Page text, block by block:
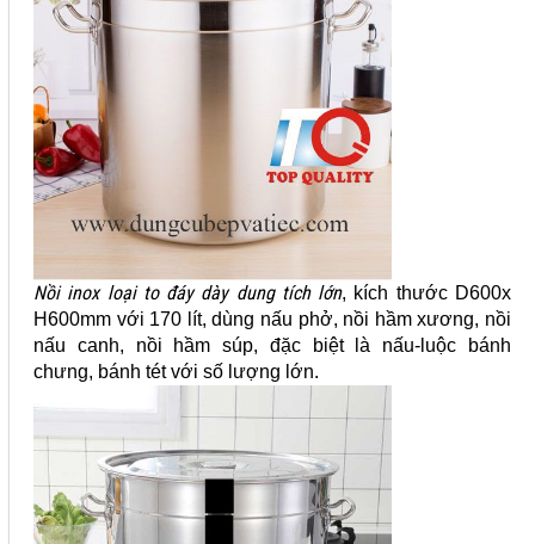
Nồi inox loại to đáy dày dung tích lớn, kích thước D600x
H600mm với 170 lít, dùng nấu phở, nồi hầm xương, nồi
nấu canh, nồi hầm súp, đặc biệt là nấu-luộc bánh
chưng, bánh tét với số lượng lớn.